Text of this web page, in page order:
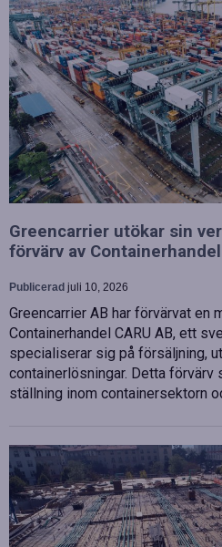
Greencarrier utökar sin
förvärv av Containerhandel
Publicerad juli 10, 2026
Greencarrier AB har förvärvat en
Containerhandel CARU AB, ett
specialiserar sig på försäljning,
containerlösningar. Detta förvärv
ställning inom containersektorn